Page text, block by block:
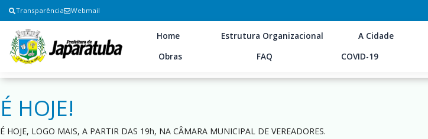
Transparência Webmail
Home Estrutura Organizacional A Cidade
Obras
FAQ COVID-19
É HOJE!
É HOJE, LOGO MAIS, A PARTIR DAS 19h, NA CÂMARA MUNICIPAL DE VEREADORES.